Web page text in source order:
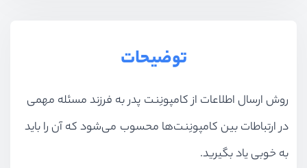
توضیحات
روش ارسال اطلاعات از کامپونِنت پدر به فرزند مسئله‌ مهمی
در ارتباطات بین کامپونِنت‌ها محسوب می‌شود که آن را باید
به خوبی یاد بگیرید.